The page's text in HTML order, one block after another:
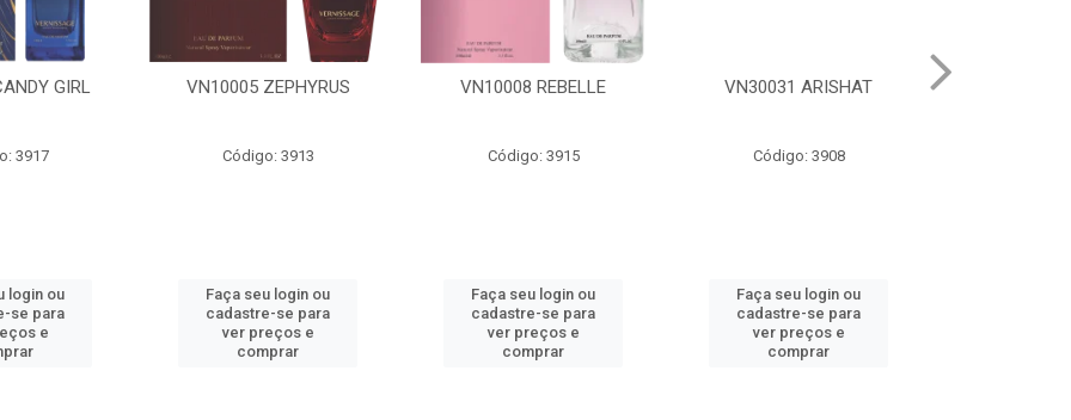
GIRL
3917
login ou
se para
e
VN10005 ZEPHYRUS
Código: 3913
Faça seu login ou
cadastre-se para
ver preços e
comprar
VN10008 REBELLE
Código: 3915
Faça seu login ou
cadastre-se para
ver preços e
comprar
VN30031 ARISHAT
Código: 3908
Faça seu login ou
cadastre-se para
ver preços e
comprar